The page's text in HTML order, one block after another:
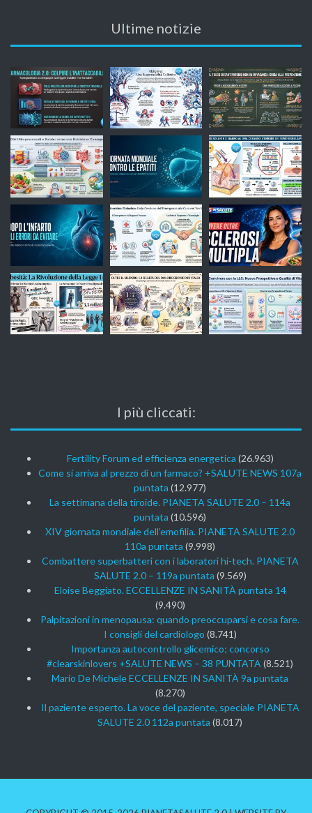
Ultime notizie
I più cliccati:
Fertility Forum ed efficienza energetica (26.963)
Come si arriva al prezzo di un farmaco? +SALUTE NEWS 107a
puntata (12.977)
La settimana della tiroide. PIANETA SALUTE 2.0 – 114a
puntata (10.596)
XIV giornata mondiale dell’emofilia. PIANETA SALUTE 2.0
110a puntata (9.998)
Combattere superbatteri con i laboratori hi-tech. PIANETA
SALUTE 2.0 – 119a puntata (9.569)
Eloise Beggiato. ECCELLENZE IN SANITÀ puntata 14
(9.490)
Palpitazioni in menopausa: quando preoccuparsi e cosa fare.
I consigli del cardiologo (8.741)
Importanza autocontrollo glicemico; concorso
#clearskinlovers +SALUTE NEWS – 38 PUNTATA(8.521)
Mario De Michele ECCELLENZE IN SANITÀ 9a puntata
(8.270)
Il paziente esperto. La voce del paziente, speciale PIANETA
SALUTE 2.0 112a puntata (8.017)